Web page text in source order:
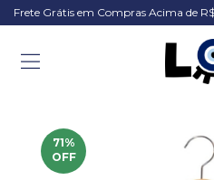
Frete Grátis em Compras Acima de
71%
OFF